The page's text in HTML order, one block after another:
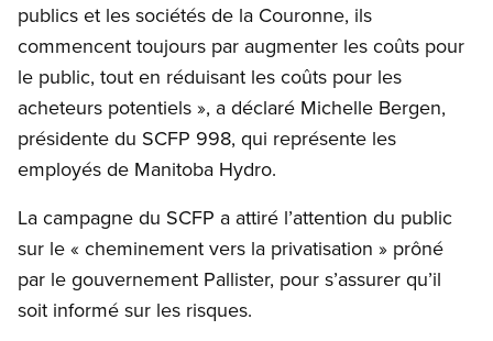
publics et les sociétés de la Couronne, ils
commencent toujours par augmenter les coûts pour
le public, tout en réduisant les coûts pour les
acheteurs potentiels », a déclaré Michelle Bergen,
présidente du SCFP 998, qui représente les
employés de Manitoba Hydro.
La campagne du SCFP a attiré l’attention du public
sur le « cheminement vers la privatisation » prôné
par le gouvernement Pallister, pour s’assurer qu’il
soit informé sur les risques.